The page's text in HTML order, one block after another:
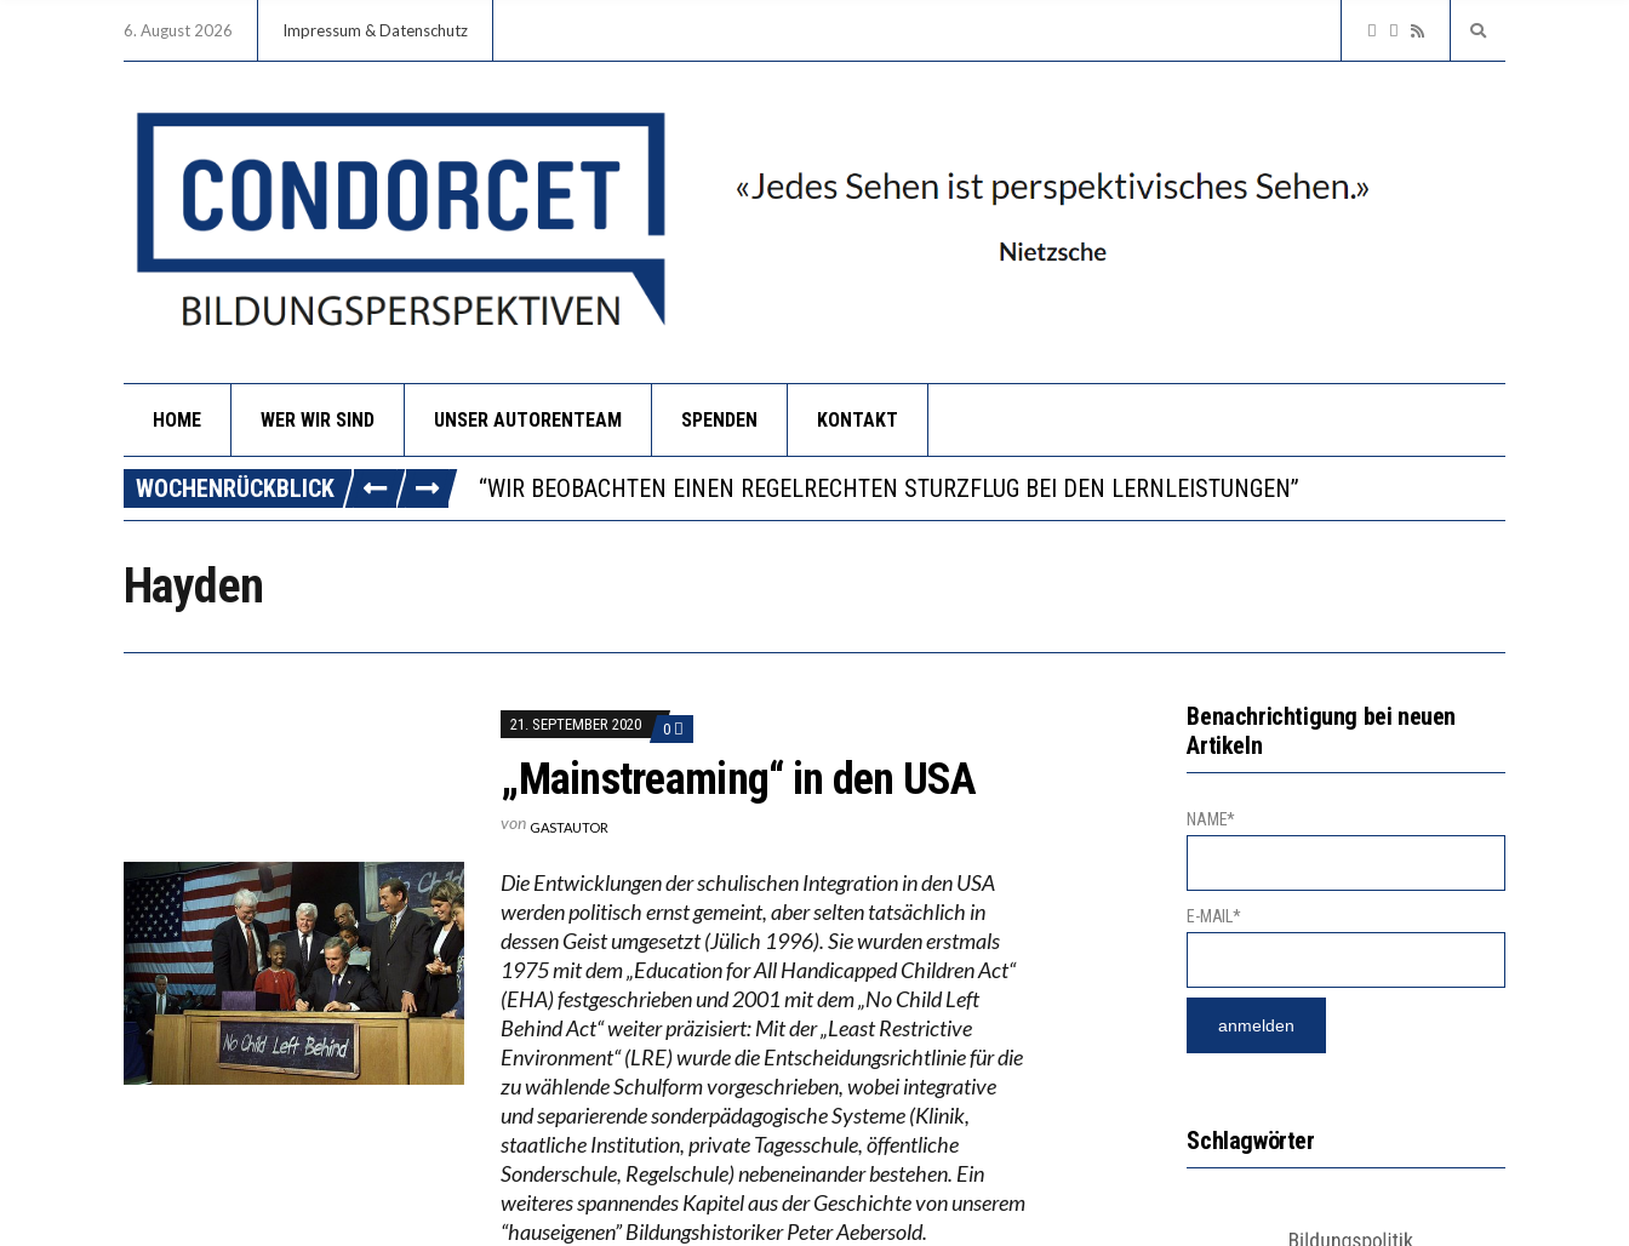
6. August 2026 Impressum & Datenschutz
HOME WER WIR SIND UNSER AUTORENTEAM SPENDEN KONTAKT
WOCHENRÜCKBLICK
ICH WILL MEHR EVIDENZ UND WILL WISSEN, WAS ALL DIE INVESTITIONEN BRINGEN
WORAUS WÄCHST, WAS KINDER TRÄGT
“WIR BEOBACHTEN EINEN REGELRECHTEN STURZFLUG BEI DEN LERNLEISTUNGEN”
DIE VERSTÄRKTE HARMONISIERUNG IM SCHULWESEN VERRINGERT DAS INNOVATIONSPOTENZIAL
Hayden
21. SEPTEMBER 2020 0
„Mainstreaming“ in den USA
von GASTAUTOR
Die Entwicklungen der schulischen Integration in den USA
werden politisch ernst gemeint, aber selten tatsächlich in
dessen Geist umgesetzt (Jülich 1996). Sie wurden erstmals
1975 mit dem „Education for All Handicapped Children Act“
(EHA) festgeschrieben und 2001 mit dem „No Child Left
Behind Act“ weiter präzisiert: Mit der „Least Restrictive
Environment“ (LRE) wurde die Entscheidungsrichtlinie für die
zu wählende Schulform vorgeschrieben, wobei integrative
und separierende sonderpädagogische Systeme (Klinik,
staatliche Institution, private Tagesschule, öffentliche
Sonderschule, Regelschule) nebeneinander bestehen. Ein
weiteres spannendes Kapitel aus der Geschichte von unserem
“hauseigenen” Bildungshistoriker Peter Aebersold.
Benachrichtigung bei neuen
Artikeln
NAME*
E-MAIL*
Schlagwörter